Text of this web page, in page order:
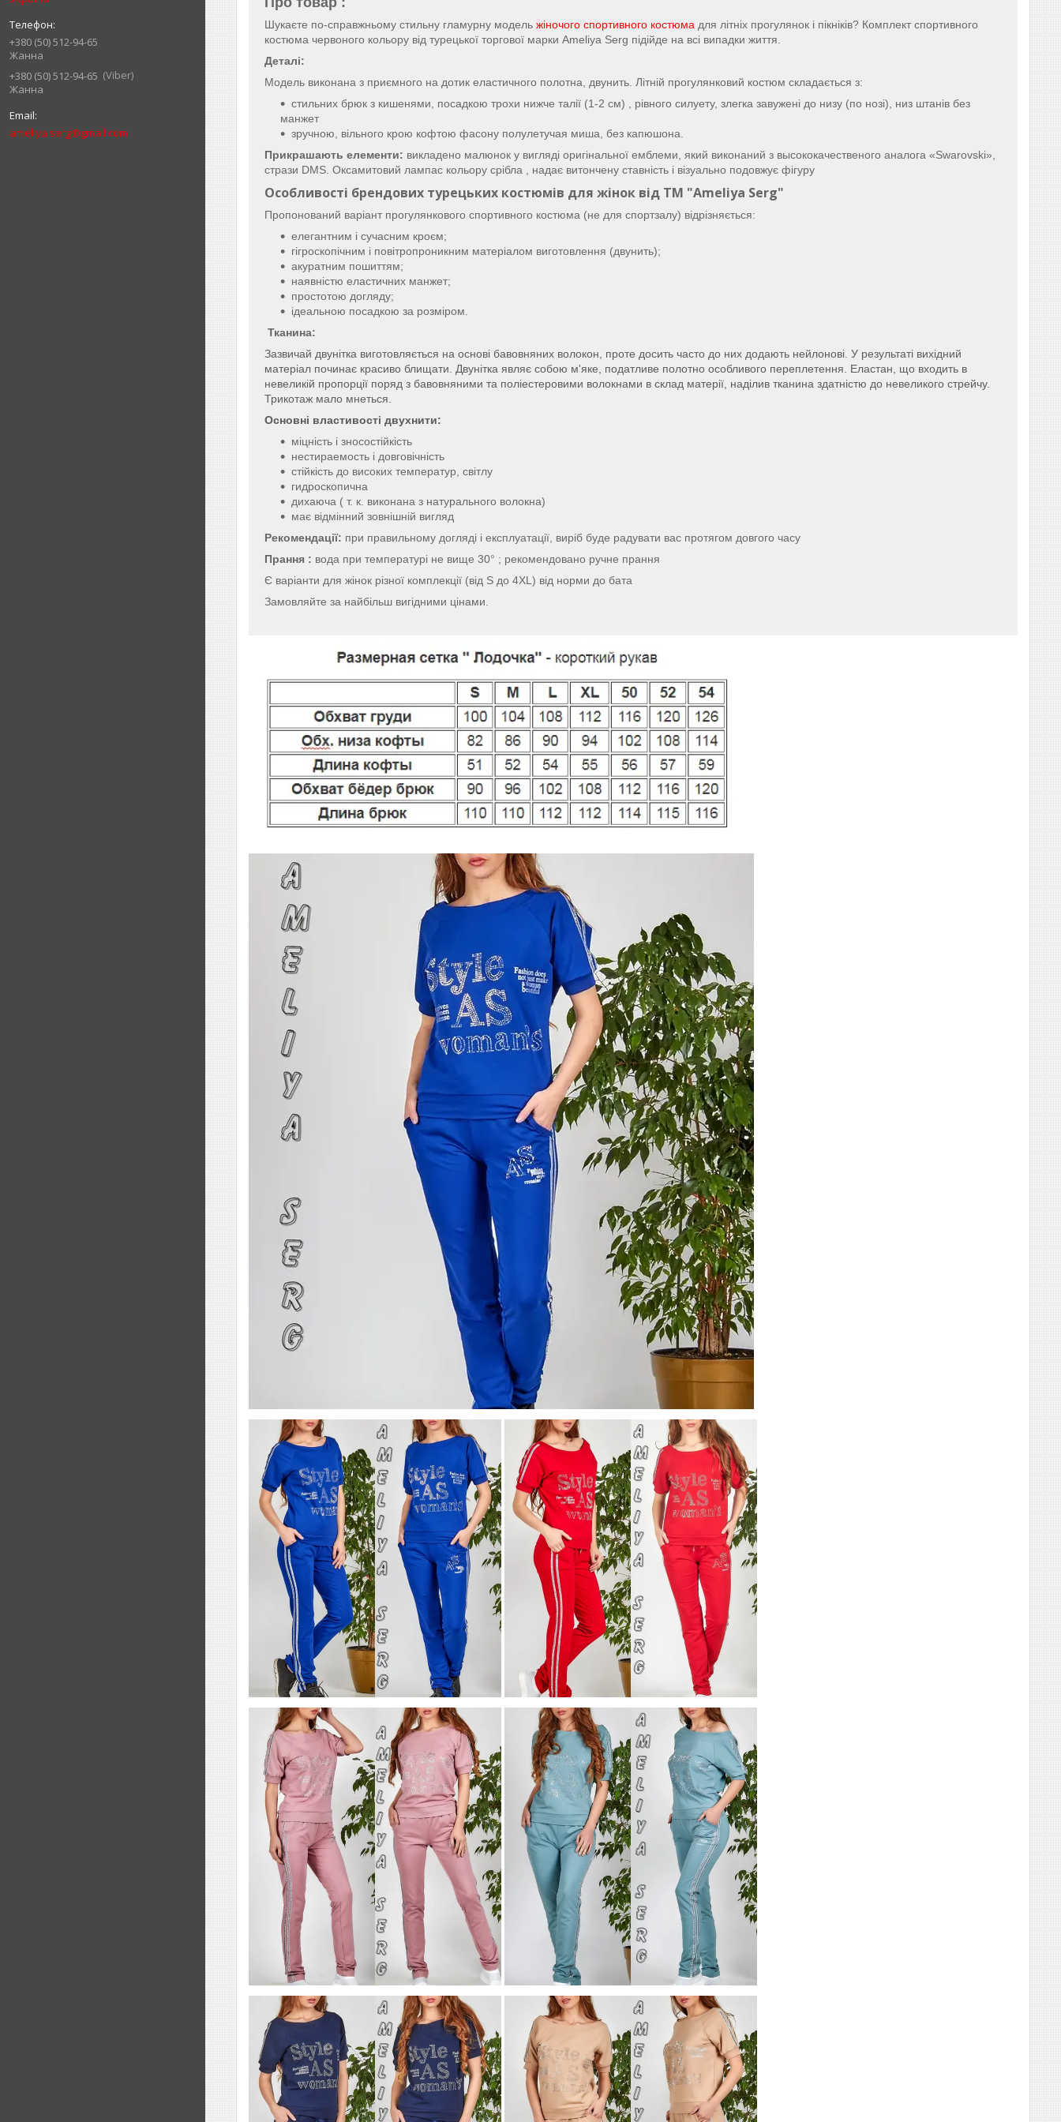
+380 (50) 512-94-65
Жанна
+380 (50) 512-94-65
Viber
Жанна
ameliya.serg@gmail.com
Шукаєте по-справжньому стильну гламурну модель жіночого спортивного костюма для літніх прогулянок і пікніків? Комплект спортивного
костюма червоного кольору від турецької торгової марки Ameliya Serg підійде на всі випадки життя.
Деталі:
Модель виконана з приємного на дотик еластичного полотна, двунить. Літній прогулянковий костюм складається з:
стильних брюк з кишенями, посадкою трохи нижче талії (1-2 см) , рівного силуету, злегка завужені до низу (по нозі), низ штанів без
манжет
зручною, вільного крою кофтою фасону полулетучая миша, без капюшона.
Прикрашають елементи: викладено малюнок у вигляді оригінальної емблеми, який виконаний з высококачественого аналога «Swarovski»,
стрази DMS. Оксамитовий лампас кольору срібла , надає витончену ставність і візуально подовжує фігуру
Особливості брендових турецьких костюмів для жінок від ТМ "Ameliya Serg"
Пропонований варіант прогулянкового спортивного костюма (не для спортзалу) відрізняється:
елегантним і сучасним кроєм;
гігроскопічним і повітропроникним матеріалом виготовлення (двунить);
акуратним пошиттям;
наявністю еластичних манжет;
простотою догляду;
ідеальною посадкою за розміром.
Тканина:
Зазвичай двунітка виготовляється на основі бавовняних волокон, проте досить часто до них додають нейлонові. У результаті вихідний
матеріал починає красиво блищати. Двунітка являє собою м'яке, податливе полотно особливого переплетення. Еластан, що входить в
невеликій пропорції поряд з бавовняними та поліестеровими волокнами в склад матерії, наділив тканина здатністю до невеликого стрейчу.
Трикотаж мало мнеться.
Основні властивості двухнити:
міцність і зносостійкість
нестираемость і довговічність
стійкість до високих температур, світлу
гидроскопична
дихаюча ( т. к. виконана з натурального волокна)
має відмінний зовнішній вигляд
Рекомендації: при правильному догляді і експлуатації, виріб буде радувати вас протягом довгого часу
Прання : вода при температурі не вище 30° ; рекомендовано ручне прання
Є варіанти для жінок різної комплекції (від S до 4XL) від норми до бата
Замовляйте за найбільш вигідними цінами.